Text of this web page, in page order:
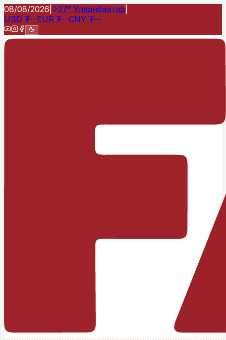
08/08/2026 27° Улаанбаатар
USD ₮--EUR ₮--CNY ₮--